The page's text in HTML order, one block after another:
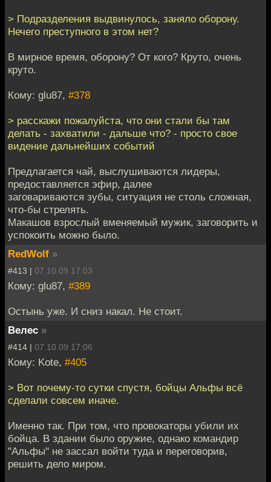
> Подразделения выдвинулось, заняло оборону.
Нечего преступного в этом нет?
В мирное время, оборону? От кого? Круто, очень
круто.
Кому: glu87, #378
> расскажи пожалуйста, что они стали бы там
делать - захватили - дальше что? - просто свое
видение дальнейших событий
Предлагается чай, выслушиваются лидеры,
предоставляется эфир, далее
заговариваются зубы, ситуация не столь сложная,
что-бы стрелять.
Макашов взрослый вменяемый мужик, заговорить и
успокоить можно было.
RedWolf »
#413 | 07.10.09 17:03
Кому: glu87, #389
Остынь уже. И сниз накал. Не стоит.
Велес »
#414 | 07.10.09 17:06
Кому: Kote, #405
> Вот почему-то сутки спустя, бойцы Альфы всё
сделали совсем иначе.
Именно так. При том, что провокаторы убили их
бойца. В здании было оружие, однако командир
"Альфы" не зассал войти туда и переговорив,
решить дело миром.